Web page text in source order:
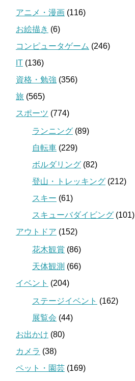
アニメ・漫画 (116)
お絵描き (6)
コンピュータゲーム (246)
IT (136)
資格・勉強 (356)
旅 (565)
スポーツ (774)
ランニング (89)
自転車 (229)
ボルダリング (82)
登山・トレッキング (212)
スキー (61)
スキューバダイビング (101)
アウトドア (152)
花木観賞 (86)
天体観測 (66)
イベント (204)
ステージイベント (162)
展覧会 (44)
お出かけ (80)
カメラ (38)
ペット・園芸 (169)